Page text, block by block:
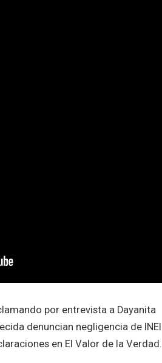
por entrevista a Dayanita
denuncian negligencia de INEI
en El Valor de la Verdad.